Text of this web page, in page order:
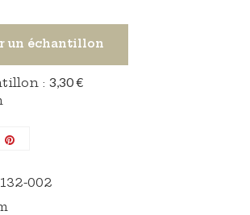
un échantillon
: 3,30 €
002